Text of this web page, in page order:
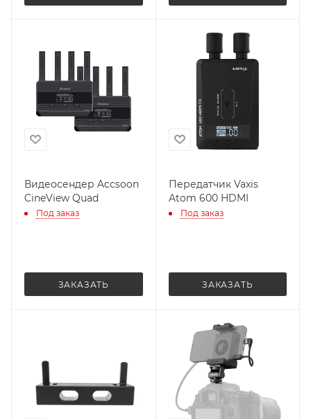
Видеосендер Accsoon
CineView Quad
Под заказ
ЗАКАЗАТЬ
Передатчик Vaxis
Atom 600 HDMI
Под заказ
ЗАКАЗАТЬ